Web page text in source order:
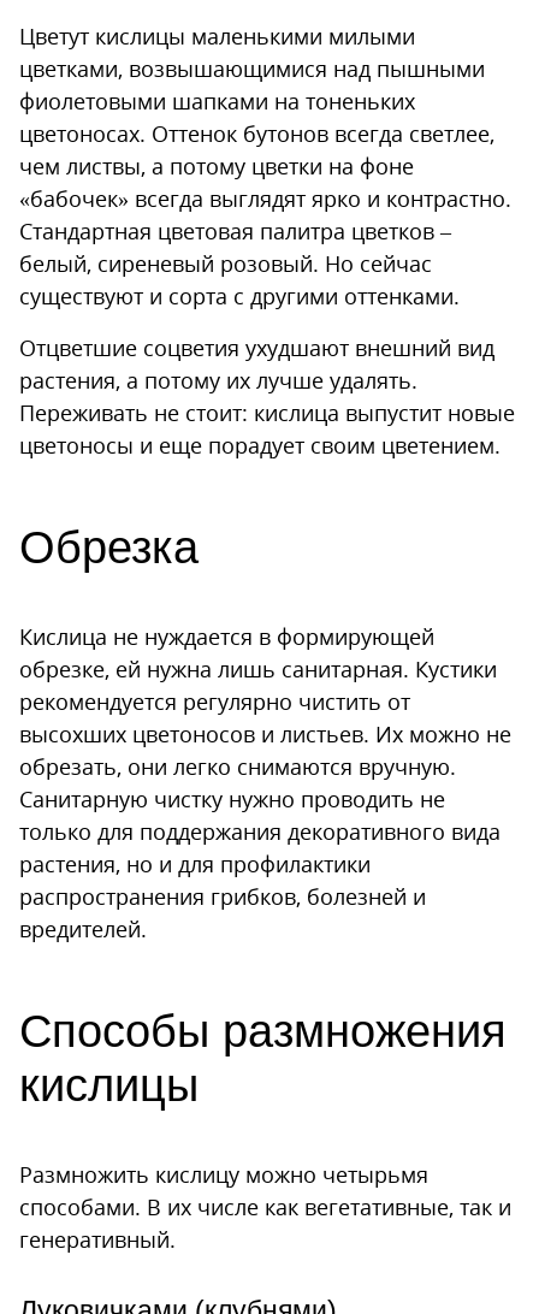
Цветут кислицы маленькими милыми
цветками, возвышающимися над пышными
фиолетовыми шапками на тоненьких
цветоносах. Оттенок бутонов всегда светлее,
чем листвы, а потому цветки на фоне
«бабочек» всегда выглядят ярко и контрастно.
Стандартная цветовая палитра цветков –
белый, сиреневый розовый. Но сейчас
существуют и сорта с другими оттенками.
Отцветшие соцветия ухудшают внешний вид
растения, а потому их лучше удалять.
Переживать не стоит: кислица выпустит новые
цветоносы и еще порадует своим цветением.
Обрезка
Кислица не нуждается в формирующей
обрезке, ей нужна лишь санитарная. Кустики
рекомендуется регулярно чистить от
высохших цветоносов и листьев. Их можно не
обрезать, они легко снимаются вручную.
Санитарную чистку нужно проводить не
только для поддержания декоративного вида
растения, но и для профилактики
распространения грибков, болезней и
вредителей.
Способы размножения
кислицы
Размножить кислицу можно четырьмя
способами. В их числе как вегетативные, так и
генеративный.